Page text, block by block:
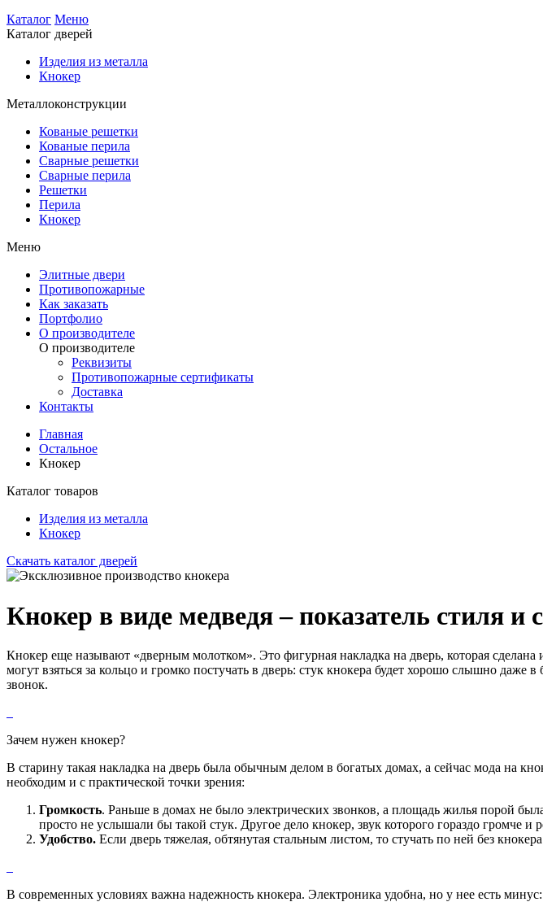
Каталог Меню
Каталог дверей
Изделия из металла
Кнокер
Металлоконструкции
Кованые решетки
Кованые перила
Сварные решетки
Сварные перила
Решетки
Перила
Кнокер
Меню
Элитные двери
Противопожарные
Как заказать
Портфолио
О производителе
О производителе
Реквизиты
Противопожарные сертификаты
Доставка
Контакты
Главная
Остальное
Кнокер
Каталог товаров
Изделия из металла
Кнокер
Скачать каталог дверей
Кнокер в виде медведя – показатель стиля и
Кнокер еще называют «дверным молотком». Это фигурная накладка на дверь, которая
могут взяться за кольцо и громко постучать в дверь: стук кнокера будет хорошо слышно
звонок.
Зачем нужен кнокер?
В старину такая накладка на дверь была обычным делом в богатых домах, а сейчас мода на
необходим и с практической точки зрения:
Громкость. Раньше в домах не было электрических звонков, а площадь жилья порой
просто не услышали бы такой стук. Другое дело кнокер, звук которого гораздо громче
Удобство. Если дверь тяжелая, обтянутая стальным листом, то стучать по ней без
В современных условиях важна надежность кнокера. Электроника удобна, но у нее есть